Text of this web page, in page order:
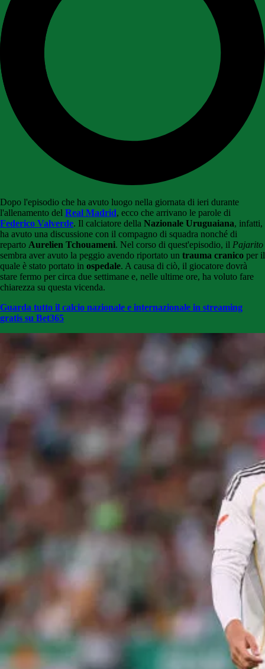
Dopo l'episodio che ha avuto luogo nella giornata di ieri durante
l'allenamento del Real Madrid, ecco che arrivano le parole di
Federico Valverde. Il calciatore della Nazionale Uruguaiana, infatti,
ha avuto una discussione con il compagno di squadra nonché di
reparto Aurelien Tchouameni. Nel corso di quest'episodio, il Pajarito
sembra aver avuto la peggio avendo riportato un trauma cranico per il
quale è stato portato in ospedale. A causa di ciò, il giocatore dovrà
stare fermo per circa due settimane e, nelle ultime ore, ha voluto fare
chiarezza su questa vicenda.
Guarda tutto il calcio nazionale e internazionale in streaming
gratis su Bet365